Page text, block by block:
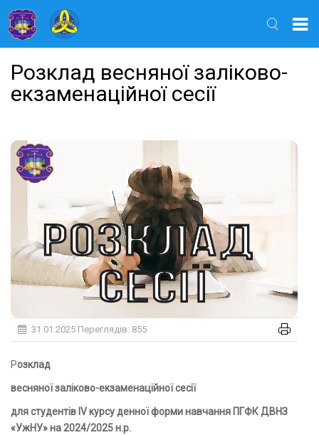
Розклад весняної заліково-
екзаменаційної сесії
31.01.2025 Переглядів: 855
Розклад
весняної заліково-екзаменаційної сесії
для студентів ІVкурсу денної форми навчання ПГФК ДВНЗ
«УжНУ» на 2024/2025 н.р.